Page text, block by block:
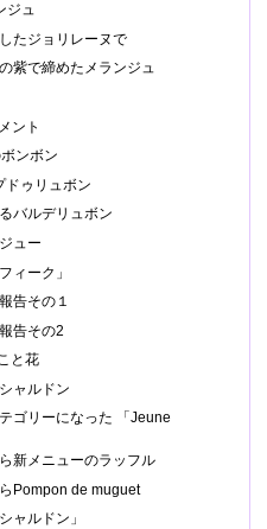
ジュ
たジョリレーヌで
紫で締めたメランジュ
ント
ンボン
ドゥリュボン
バルデリュボン
ュー
ィーク」
告その１
告その2
と花
ャルドン
ゴリーになった 「Jeune
新メニューのラッフル
Pompon de muguet
ャルドン」